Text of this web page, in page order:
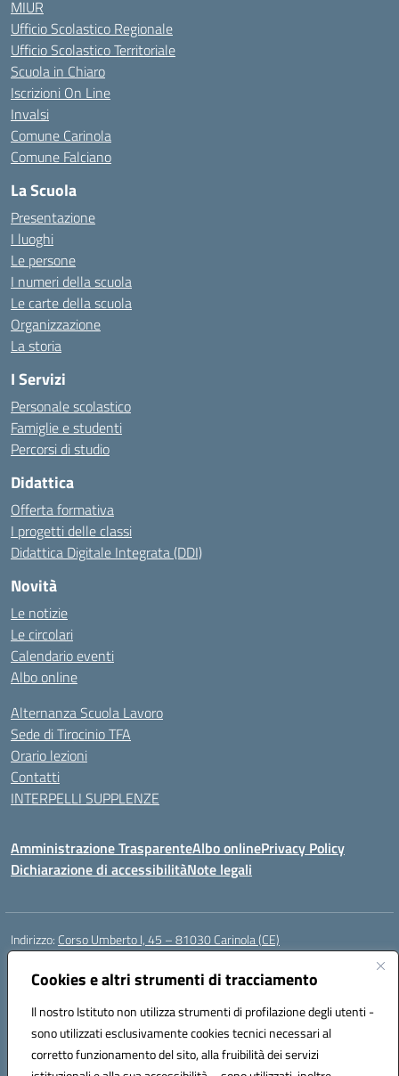
Cookies e altri strumenti di tracciamento
Il nostro Istituto non utilizza strumenti di profilazione degli utenti -
sono utilizzati esclusivamente cookies tecnici necessari al
corretto funzionamento del sito, alla fruibilità dei servizi
MIUR
Ufficio Scolastico Regionale
Ufficio Scolastico Territoriale
Scuola in Chiaro
Iscrizioni On Line
Invalsi
Comune Carinola
Comune Falciano
La Scuola
Presentazione
I luoghi
Le persone
I numeri della scuola
Le carte della scuola
Organizzazione
La storia
I Servizi
Personale scolastico
Famiglie e studenti
Percorsi di studio
Didattica
Offerta formativa
I progetti delle classi
Didattica Digitale Integrata (DDI)
Novità
Le notizie
Le circolari
Calendario eventi
Albo online
Alternanza Scuola Lavoro
Sede di Tirocinio TFA
Orario lezioni
Contatti
INTERPELLI SUPPLENZE
Amministrazione TrasparenteAlbo onlinePrivacy Policy
Dichiarazione di accessibilitàNote legali
Indirizzo: Corso Umberto I, 45 – 81030 Carinola (CE)
Centralino:
Posta elettronica certificata (PEC):ceic88700p@pec.istruzione.it
Codice fiscale: 95014250617
Codice meccanografico:CEIC88700P
Codice Indice delle Pubbliche Amministrazioni (IPA): istsc_ceic88700p
Codice unico di fatturazione (CUF): UFBPW4